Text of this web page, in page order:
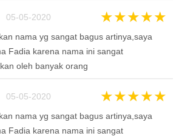
05-05-2020 ★★★★★
nama yg sangat bagus artinya,saya
Fadia karena nama ini sangat
oleh banyak orang
05-05-2020 ★★★★★
nama yg sangat bagus artinya,saya
Fadia karena nama ini sangat